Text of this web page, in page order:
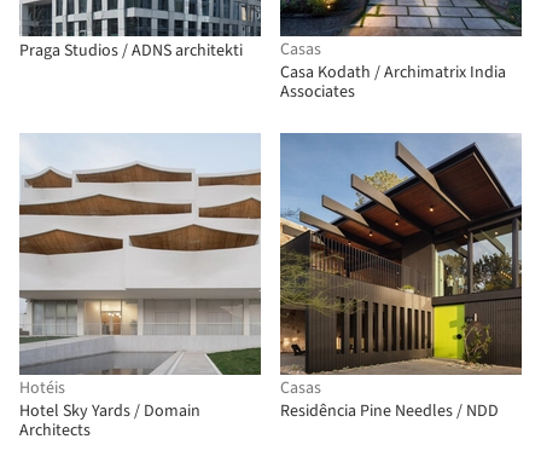
Praga Studios / ADNS architekti
Casas
Casa Kodath / Archimatrix India
Associates
Hotéis
Hotel Sky Yards / Domain
Architects
Casas
Residência Pine Needles / NDD